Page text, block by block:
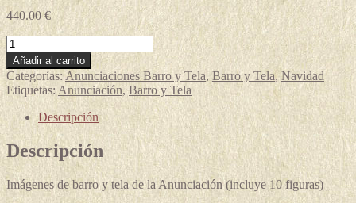
440.00€
GL5
Anunciación
17
cm
cantidad
Añadir al carrito
Categorías:Anunciaciones Barro y Tela, Barro y Tela,Navidad
Etiquetas:Anunciación, Barro y Tela
Descripción
Descripción
Imágenes de barro y tela de la Anunciación (incluye 10 figuras)